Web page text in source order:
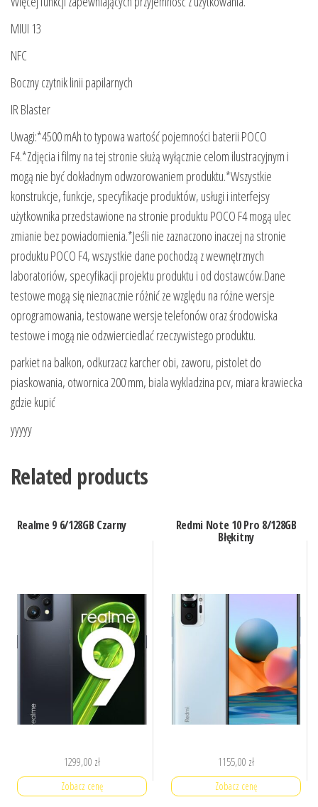
MIUI 13
NFC
Boczny czytnik linii papilarnych
IR Blaster
Uwagi:*4500 mAh to typowa wartość pojemności baterii POCO
F4.*Zdjęcia i filmy na tej stronie służą wyłącznie celom ilustracyjnym i
mogą nie być dokładnym odwzorowaniem produktu.*Wszystkie
konstrukcje, funkcje, specyfikacje produktów, usługi i interfejsy
użytkownika przedstawione na stronie produktu POCO F4 mogą ulec
zmianie bez powiadomienia.*Jeśli nie zaznaczono inaczej na stronie
produktu POCO F4, wszystkie dane pochodzą z wewnętrznych
laboratoriów, specyfikacji projektu produktu i od dostawców.Dane
testowe mogą się nieznacznie różnić ze względu na różne wersje
oprogramowania, testowane wersje telefonów oraz środowiska
testowe i mogą nie odzwierciedlać rzeczywistego produktu.
parkiet na balkon, odkurzacz karcher obi, zaworu, pistolet do
piaskowania, otwornica 200 mm, biala wykladzina pcv, miara krawiecka
gdzie kupić
yyyyy
Related products
Realme 9 6/128GB Czarny
1299,00 zł
Zobacz cenę
Redmi Note 10 Pro 8/128GB
Błękitny
1155,00 zł
Zobacz cenę